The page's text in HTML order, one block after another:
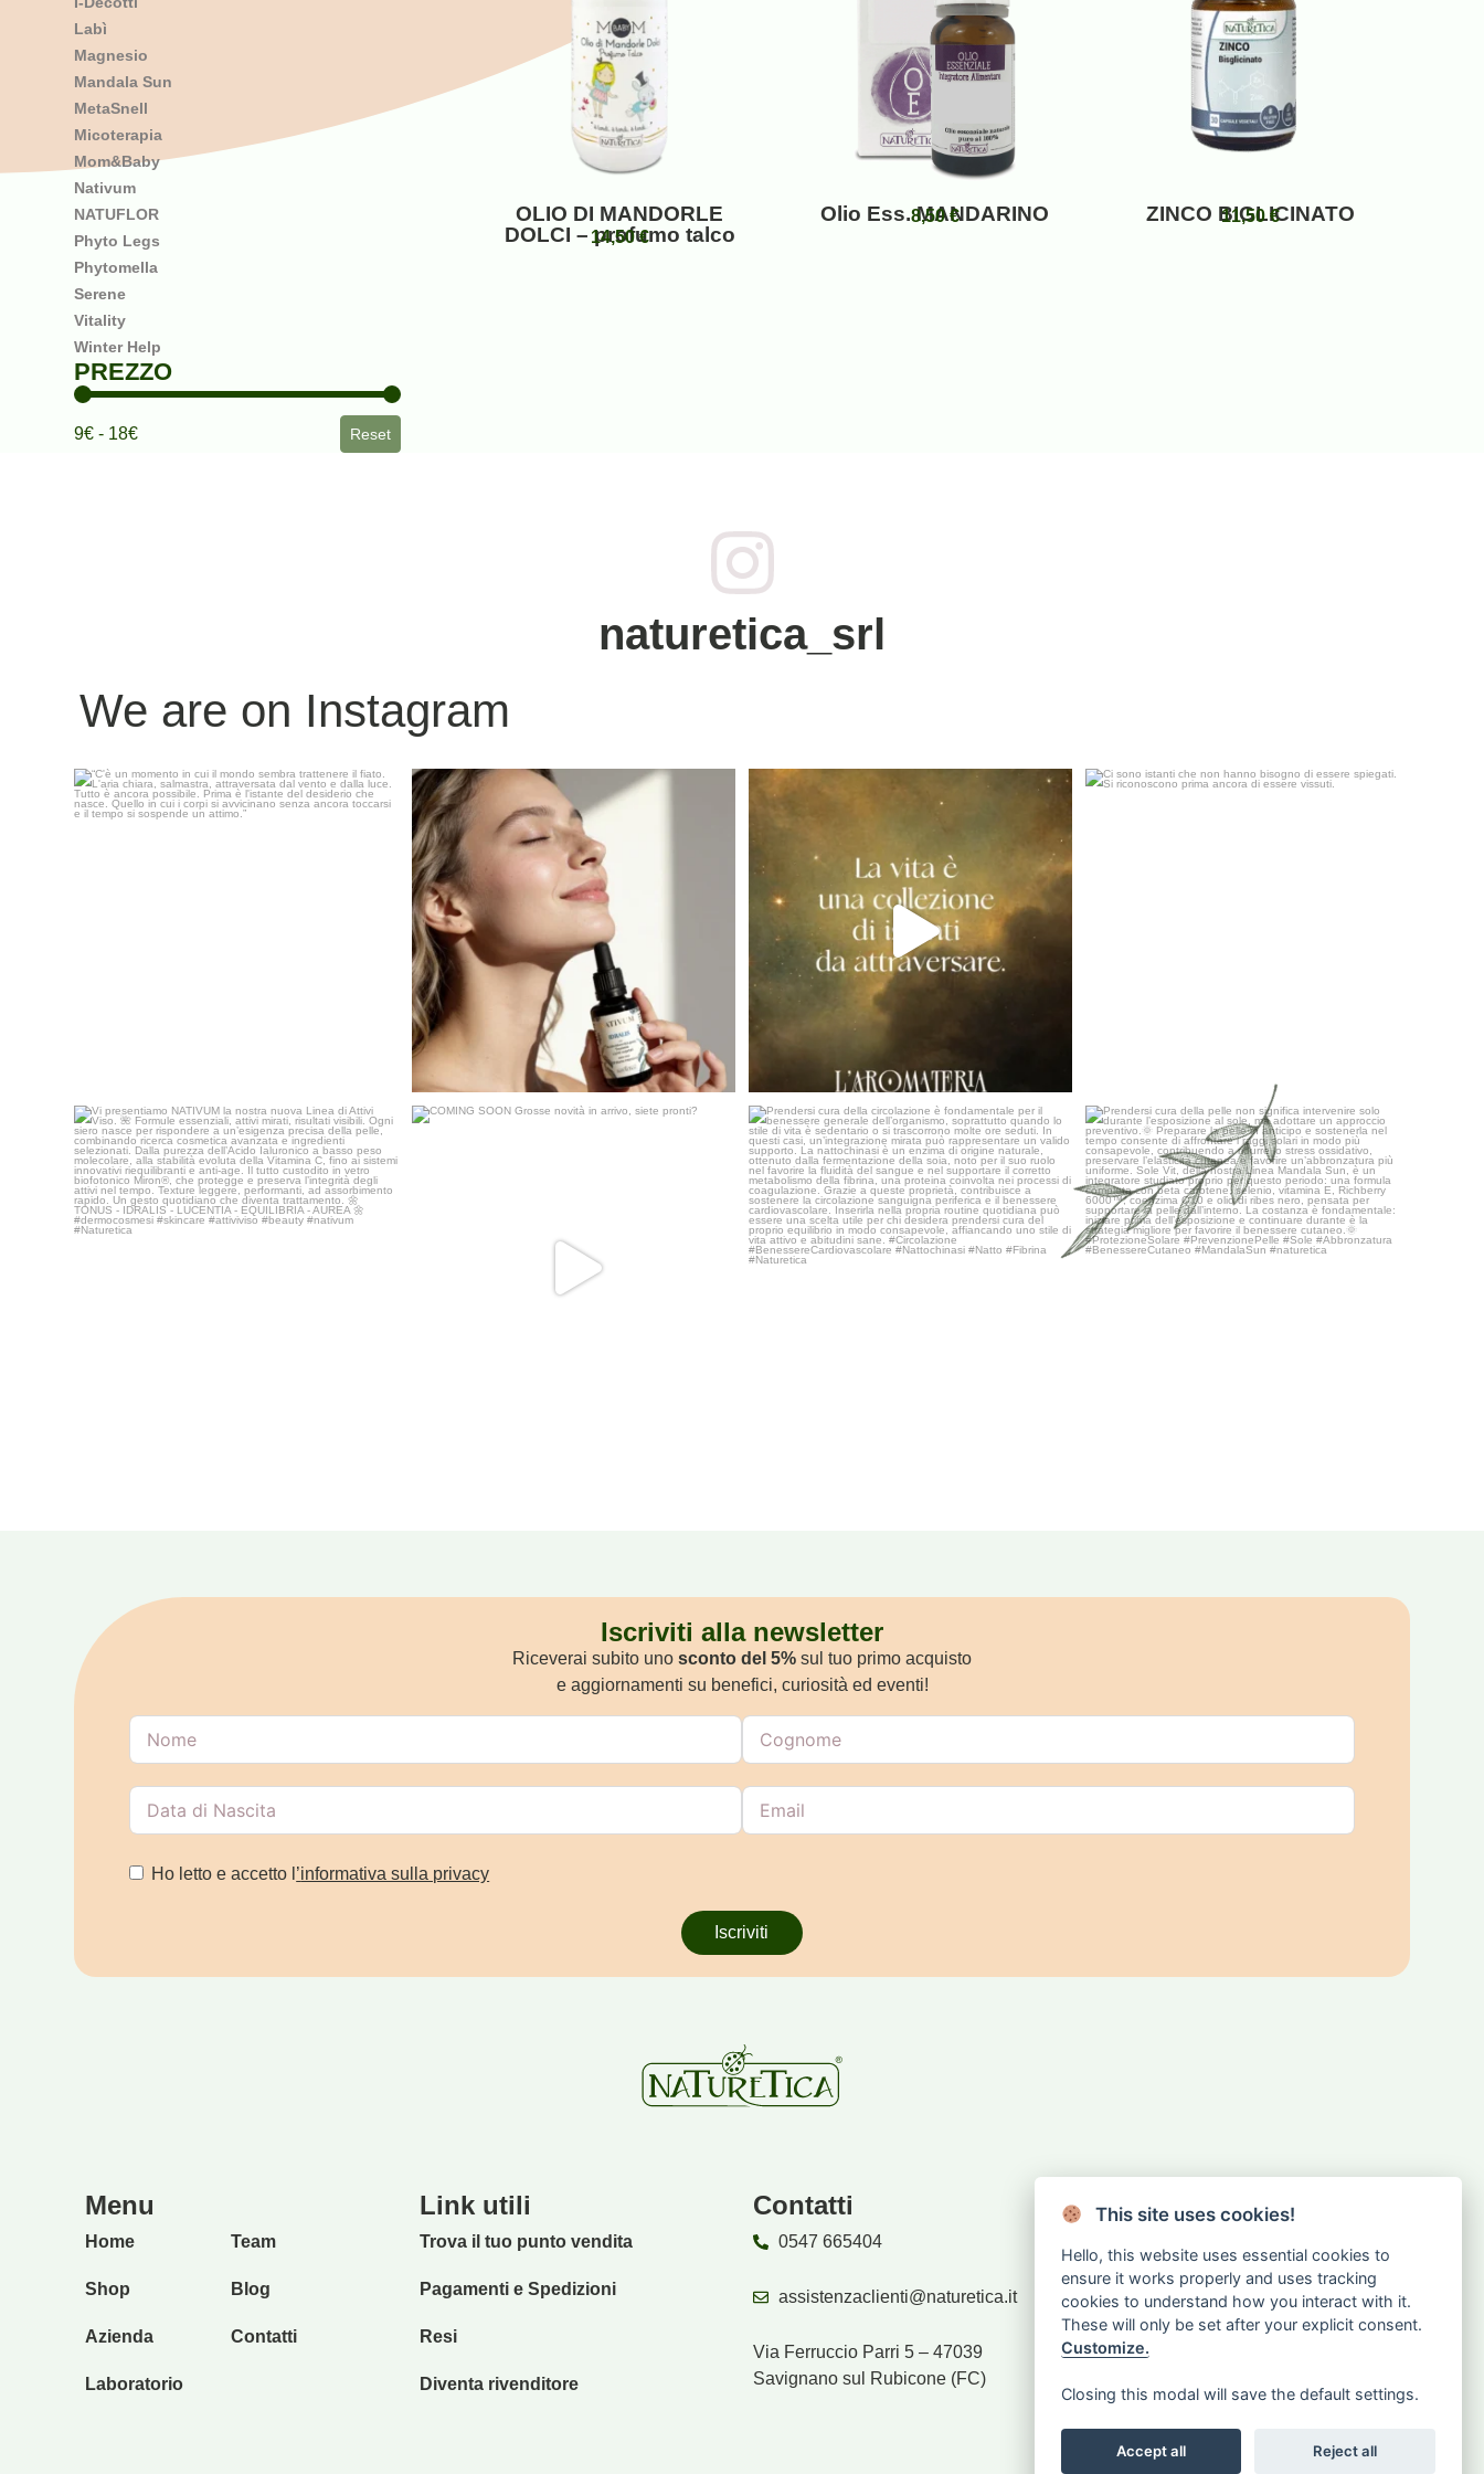
Vie Urinarie
Vista e Pelle
Labì
Magnesio
Mandala Sun
MetaSnell
Micoterapia
Mom&Baby
Nativum
NATUFLOR
Phyto Legs
Phytomella
Serene
Vitality
Winter Help
PREZZO
Filtro Prezzo
9€ - 18€ Reset
OLIO DI MANDORLE
DOLCI – profumo talco
14,50€
Olio Ess. MANDARINO
8,50€ ZINCO BIGLICINATO
11,50€
naturetica_srl
We are on Instagram
“C`è un momento in cui il mondo sembra trattenere...
15
IDRALIS, della nostra nuova linea NATIVUM, è un
21
L`Aromateria - Leggi.Respira.Poi annusa.
Ci sono istanti che non hanno bisogno di essere
Vi presentiamo NATIVUM la nostra nuova Linea di...
40 3
Prendersi cura della circolazione è fondamentale ...
19 0
Prendersi cura della pelle non significa...
24 0
Iscriviti alla newsletter
Riceverai subito uno sconto del 5% sul tuo primo acquisto
e aggiornamenti su benefici, curiosità ed eventi!
Ho letto e accetto l ’informativa sulla privacy
Iscriviti
Menu
Home
Shop
Azienda
Laboratorio
Team
Blog
Contatti
Link utili
Trova il tuo punto vendita
Pagamenti e Spedizioni
Resi
Diventa rivenditore
Contatti
0547 665404
assistenzaclienti@naturetica.it
Via Ferruccio Parri 5 – 47039
Savignano sul Rubicone (FC)
Rivenditori
CHIEDI IL RESO
This site uses cookies!
Hello, this website uses essential cookies to
ensure it works properly and uses tracking
cookies to understand how you interact with it.
These will only be set after your explicit consent.
Customize.
Closing this modal will save the default settings.
Accept all Reject all